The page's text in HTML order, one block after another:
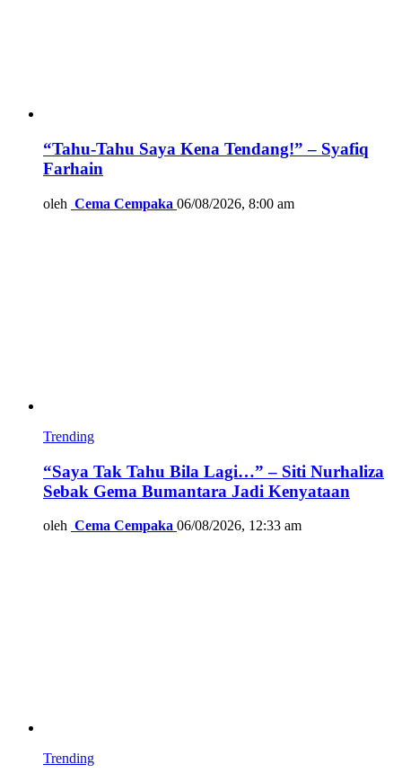
“Tahu-Tahu Saya Kena Tendang!” – Syafiq
Farhain
oleh Cema Cempaka 06/08/2026, 8:00 am
Trending
“Saya Tak Tahu Bila Lagi…” – Siti Nurhaliza
Sebak Gema Bumantara Jadi Kenyataan
oleh Cema Cempaka 06/08/2026, 12:33 am
Trending